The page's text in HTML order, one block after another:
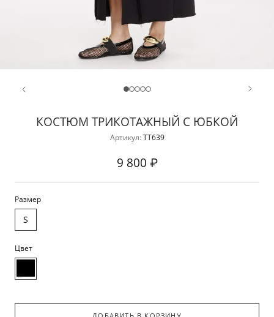
КОСТЮМ ТРИКОТАЖНЫЙ С ЮБКОЙ
Артикул: TT639
9 800 ₽
Размер
S
Цвет